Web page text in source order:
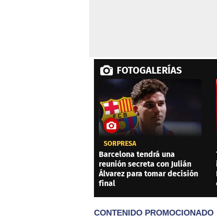
FOTOGALERÍAS
SORPRESA
Barcelona tendrá una
reunión secreta con Julián
Álvarez para tomar decisión
final